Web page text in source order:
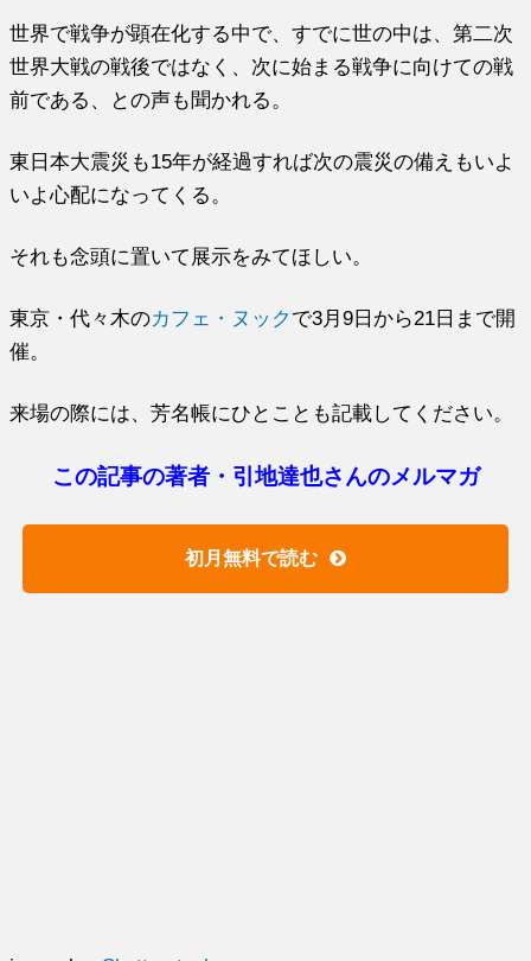
世界で戦争が顕在化する中で、すでに世の中は、第二次
世界大戦の戦後ではなく、次に始まる戦争に向けての戦
前である、との声も聞かれる。
東日本大震災も15年が経過すれば次の震災の備えもいよ
いよ心配になってくる。
それも念頭に置いて展示をみてほしい。
東京・代々木のカフェ・ヌック で3月9日から21日まで開
催。
来場の際には、芳名帳にひとことも記載してください。
この記事の著者・引地達也さんのメルマガ
初月無料で読む